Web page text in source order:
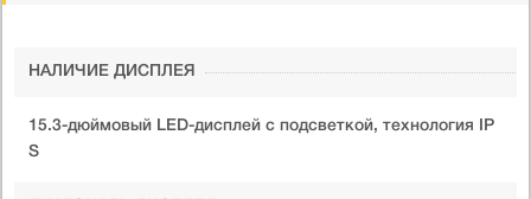
НАЛИЧИЕ ДИСПЛЕЯ
15.3-дюймовый LED-дисплей с подсветкой, технология IP
S